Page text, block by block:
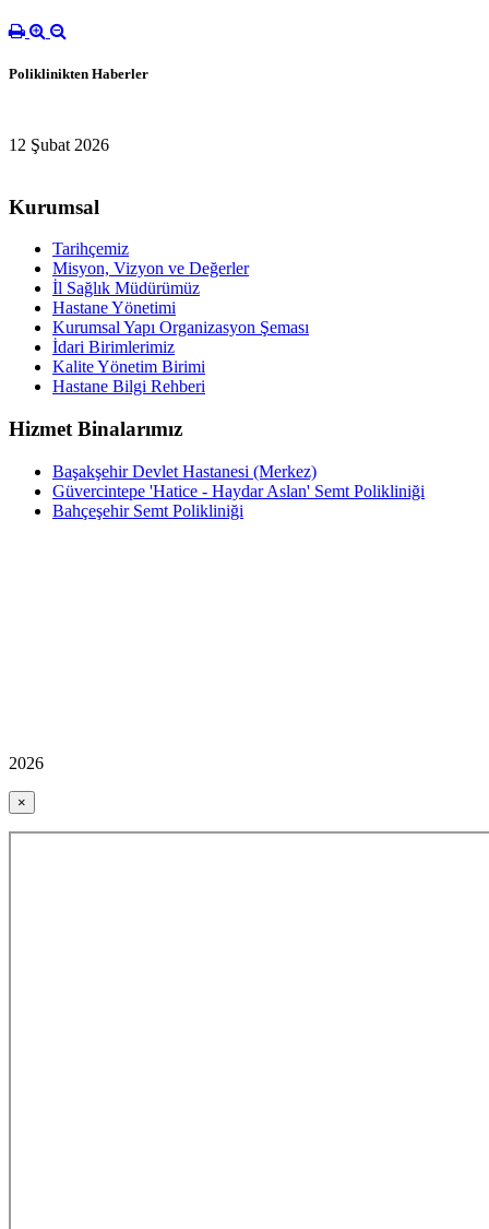
Poliklinikten Haberler
12 Şubat 2026
Kurumsal
Tarihçemiz
Misyon, Vizyon ve Değerler
İl Sağlık Müdürümüz
Hastane Yönetimi
Kurumsal Yapı Organizasyon Şeması
İdari Birimlerimiz
Kalite Yönetim Birimi
Hastane Bilgi Rehberi
Hizmet Binalarımız
Başakşehir Devlet Hastanesi (Merkez)
Güvercintepe 'Hatice - Haydar Aslan' Semt Polikliniği
Bahçeşehir Semt Polikliniği
2026
×